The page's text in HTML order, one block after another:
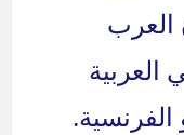
العرب
العربية
الفرنسية.